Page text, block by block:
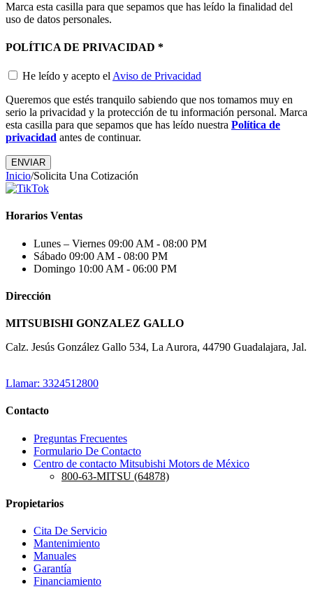
Marca esta casilla para que sepamos que has leído la finalidad del
uso de datos personales.
POLÍTICA DE PRIVACIDAD *
He leído y acepto el Aviso de Privacidad
Queremos que estés tranquilo sabiendo que nos tomamos muy en
serio la privacidad y la protección de tu información personal. Marca
esta casilla para que sepamos que has leído nuestra Política de
privacidad antes de continuar.
Inicio/Solicita Una Cotización
Horarios Ventas
Lunes – Viernes 09:00 AM - 08:00 PM
Sábado 09:00 AM - 08:00 PM
Domingo 10:00 AM - 06:00 PM
Dirección
MITSUBISHI GONZALEZ GALLO
Calz. Jesús González Gallo 534, La Aurora, 44790 Guadalajara, Jal.
Llamar: 3324512800
Contacto
Preguntas Frecuentes
Formulario De Contacto
Centro de contacto Mitsubishi Motors de México
800-63-MITSU (64878)
Propietarios
Cita De Servicio
Mantenimiento
Manuales
Garantía
Financiamiento